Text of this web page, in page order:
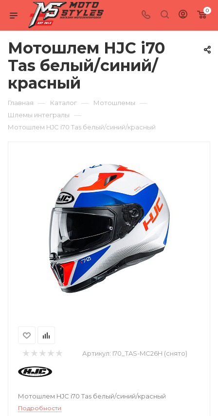
0
Мотошлем HJC i70
Tas белый/синий/
красный
Главная — Каталог — Мотошлемы —
Шлемы интегралы —
Мотошлем HJC i70 Tas белый/синий/красный
Артикул: I70_TAS-MC26H (снято)
Мотошлем HJC i70 Tas белый/синий/красный
Подробности